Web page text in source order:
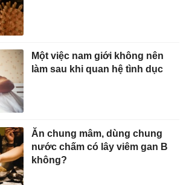
Một việc nam giới không nên
làm sau khi quan hệ tình dục
Ăn chung mâm, dùng chung
nước chấm có lây viêm gan B
không?